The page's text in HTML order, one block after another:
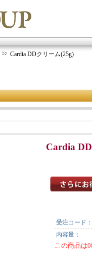
Cardia DDクリーム(25g)
Cardia
受注コード：
内容量：
この商品は